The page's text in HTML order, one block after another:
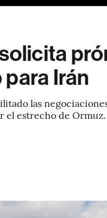
Irán
las
el estrecho de Ormuz.